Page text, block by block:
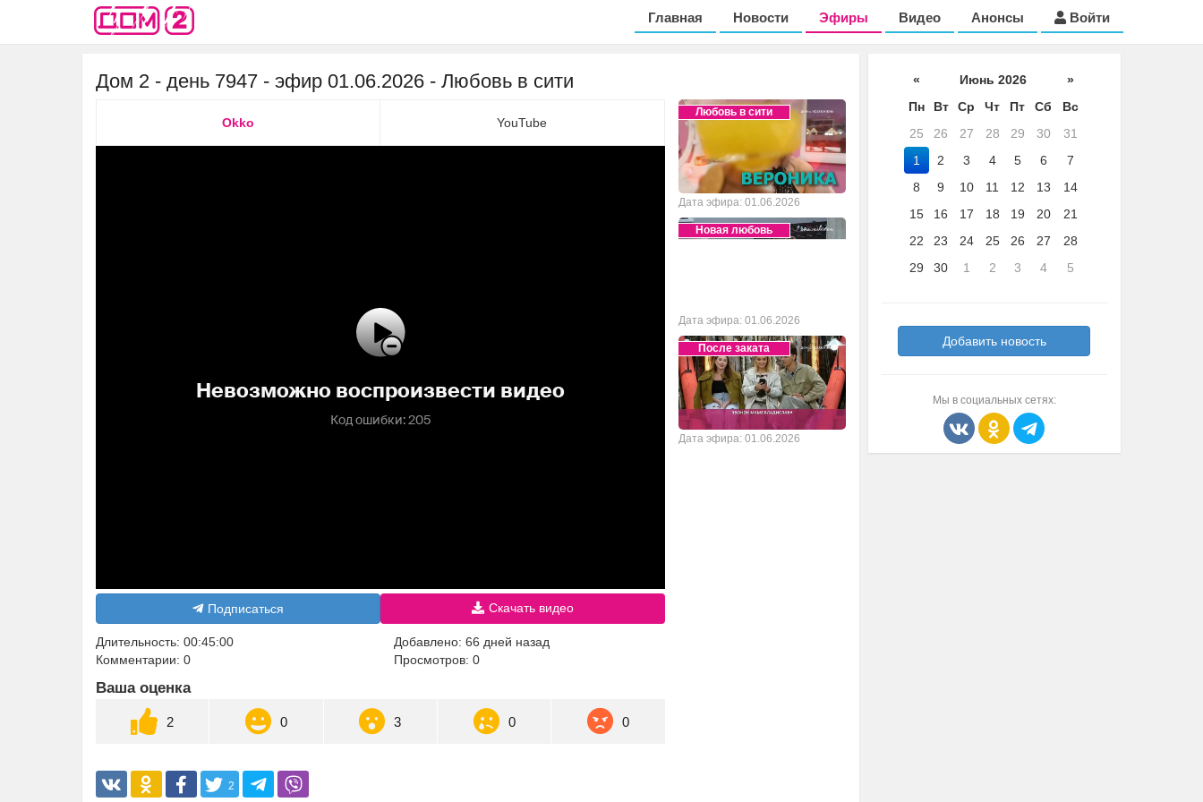
Главная Новости Эфиры Видео Анонсы Войти
Дом 2 - день 7947 - эфир 01.06.2026 - Любовь в сити
Okko YouTube
Подписаться Скачать видео
Длительность: 00:45:00
Комментарии: 0
Добавлено: 66 дней назад
Просмотров: 0
Ваша оценка
2 0 3 0 0
2
Любовь в сити
Дата эфира: 01.06.2026
Новая любовь
Дата эфира: 01.06.2026
После заката
Дата эфира: 01.06.2026
« Июнь 2026
»
Пн
Вт Ср Чт Пт Сб
Вс
25
26 27 28 29 30
31
1
2 3 4 5 6
7
8
9 10 11 12 13
14
15
16 17 18 19 20
21
22
23 24 25 26 27
28
29
30 1 2 3 4 5
Добавить новость
Мы в социальных сетях: